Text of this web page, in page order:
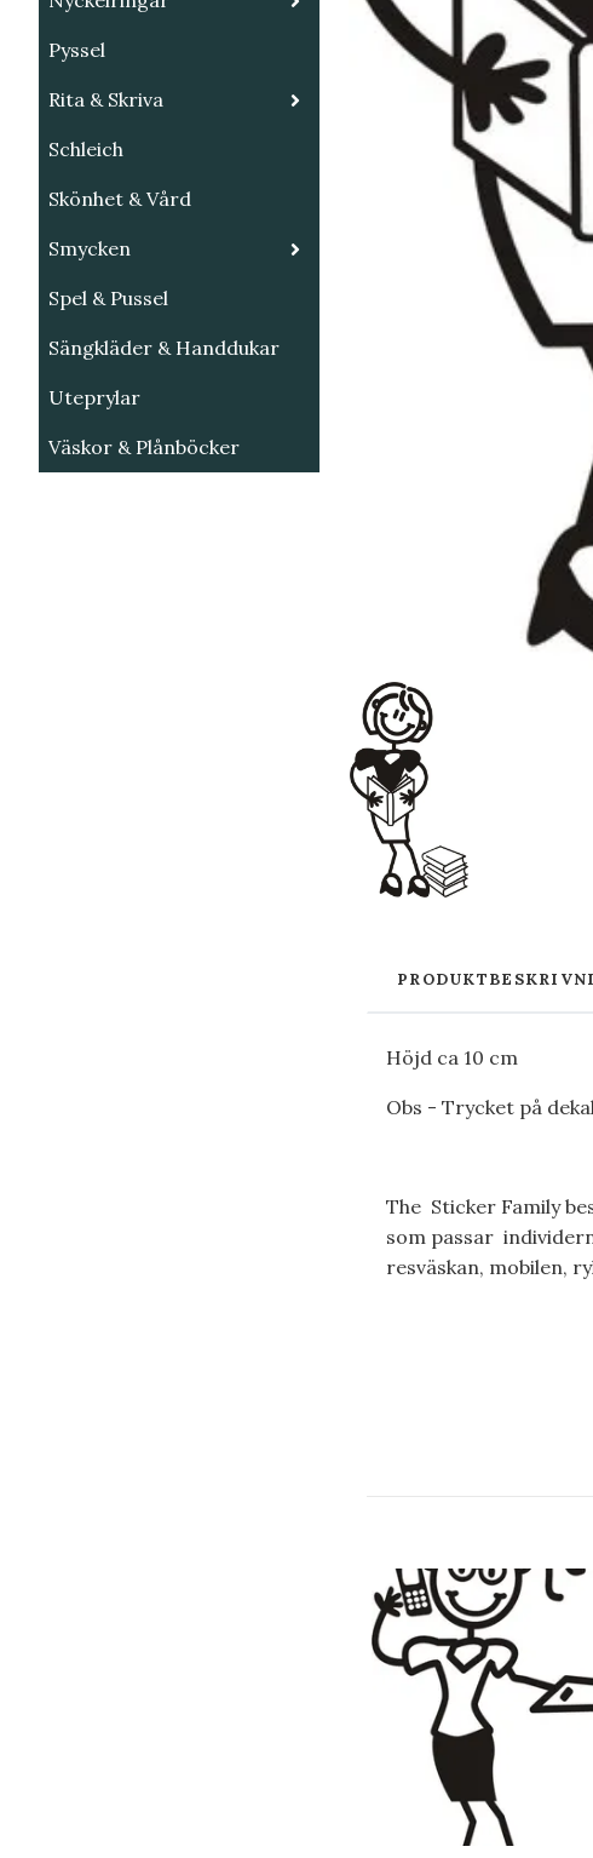
Pyssel
Rita & Skriva
Schleich
Skönhet & Vård
Smycken
Spel & Pussel
Sängkläder & Handdukar
Uteprylar
Väskor & Plånböcker
Höjd ca 10 cm
Obs - Trycket på
The Sticker Family
som passar
resväskan, mobilen,